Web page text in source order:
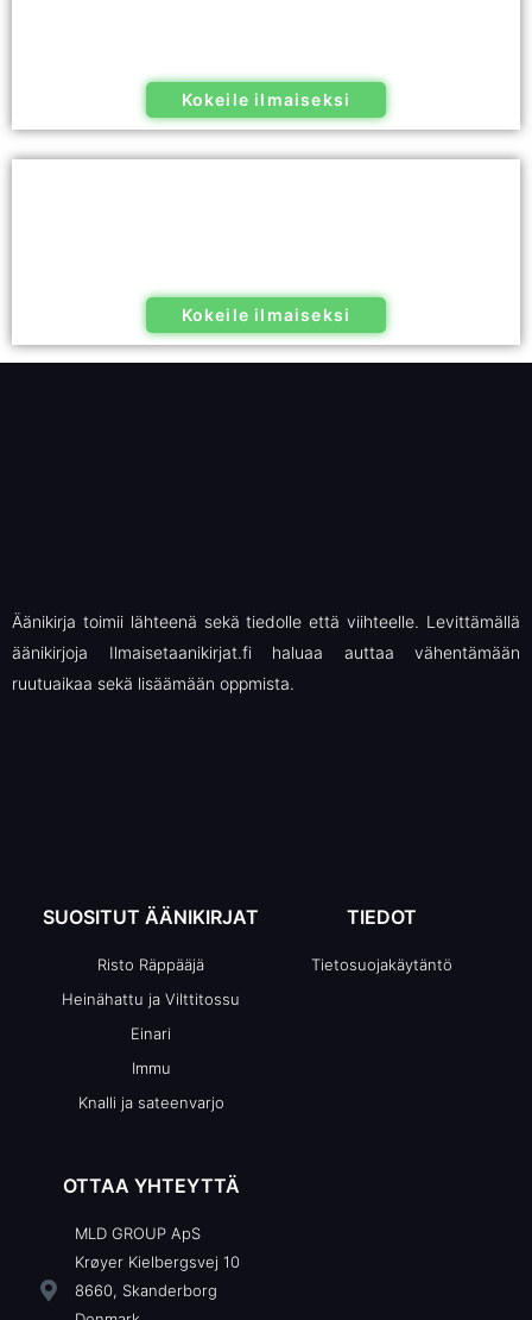
Kokeile ilmaiseksi
Kokeile ilmaiseksi
Äänikirja toimii lähteenä sekä tiedolle että viihteelle. Levittämällä
äänikirjoja Ilmaisetaanikirjat.fi haluaa auttaa vähentämään
ruutuaikaa sekä lisäämään oppmista.
SUOSITUT ÄÄNIKIRJAT
Risto Räppääjä
Heinähattu ja Vilttitossu
Einari
Immu
Knalli ja sateenvarjo
TIEDOT
Tietosuojakäytäntö
OTTAA YHTEYTTÄ
MLD GROUP ApS
Krøyer Kielbergsvej 10
8660, Skanderborg